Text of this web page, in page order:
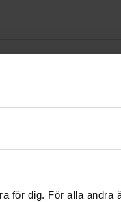
för dig. För alla andra
Anders